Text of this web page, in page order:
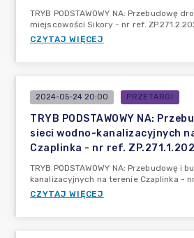
TRYB PODSTAWOWY NA: Przebudowę
miejscowości Sikory - nr ref.
CZYTAJ WIĘCEJ
2024-05-24 20:00 PRZETARGI
TRYB PODSTAWOWY NA:
sieci wodno-kanalizacyjnych
Czaplinka - nr ref.
TRYB PODSTAWOWY NA: Przebudowę i
kanalizacyjnych na terenie Czaplinka - nr
CZYTAJ WIĘCEJ